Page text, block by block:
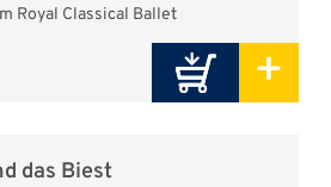
Royal Classical Ballet
+
das Biest